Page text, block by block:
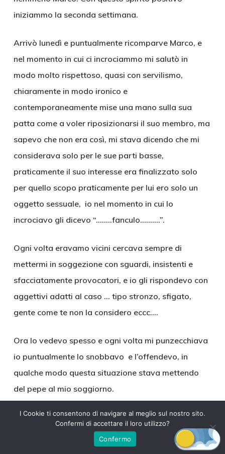
iniziammo la seconda settimana.
Arrivò lunedì e puntualmente ricomparve Marco, e
nel momento in cui ci incrociammo mi salutò in
modo molto rispettoso, quasi con servilismo,
chiaramente in modo ironico e
contemporaneamente mise una mano sulla sua
patta come a voler riposizionarsi il suo membro, ma
sapevo che non era così, mi stava dicendo che mi
considerava solo per le sue parti basse,
praticamente il suo interesse era finalizzato solo
per quello scopo praticamente per lui ero solo un
oggetto sessuale, io nel momento in cui lo
incrociavo gli dicevo “……..fanculo……….”.
Ogni volta eravamo vicini cercava sempre di
mettermi in soggezione con sguardi, insistenti e
sfacciatamente provocatori, e io gli rispondevo con
aggettivi adatti al caso … tipo stronzo, sfigato,
gente come te non la considero eccc….
Ora lo vedevo spesso e ogni volta mi punzecchiava
io puntualmente lo snobbavo e l’offendevo, in
qualche modo questa situazione stava mettendo
del pepe al mio soggiorno.
Quella sera, stranamente, mio marito era
particolarmente euforico e manifestò la voglia di
fare all’amore, accettai ben volentieri, sia perché
I Cookie ti consentono di navigare al meglio sul nostro sito.
Confermi di accettare il loro utilizzo?
Confermo